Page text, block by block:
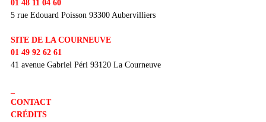
01 48 11 04 60
5 rue Edouard Poisson 93300 Aubervilliers
SITE DE LA COURNEUVE
01 49 92 62 61
41 avenue Gabriel Péri 93120 La Courneuve
CONTACT
CRÉDITS